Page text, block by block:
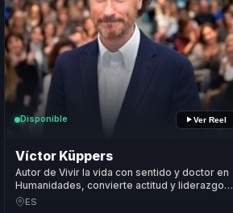
Disponible Ver Reel
Víctor Küppers
Autor de Vivir la vida con sentido y doctor en
Humanidades, convierte actitud y liderazgo
en confianza, clima y energía para equipos.
ES